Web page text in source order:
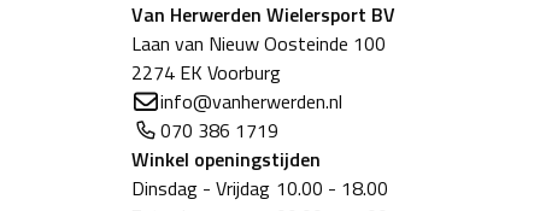
Van Herwerden Wielersport BV
Laan van Nieuw Oosteinde 100
2274 EK Voorburg
info@vanherwerden.nl
070 386 1719
Winkel openingstijden
Dinsdag - Vrijdag 10.00 - 18.00